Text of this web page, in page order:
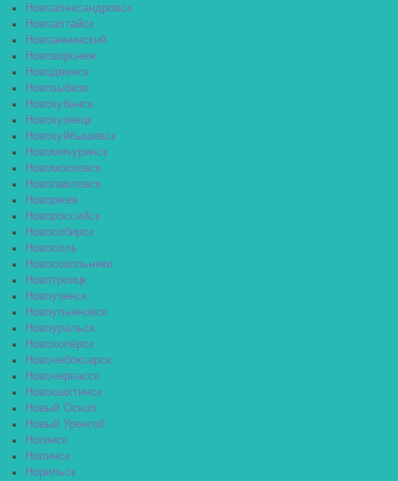
Новоалександровск
Новоалтайск
Новоаннинский
Нововоронеж
Новодвинск
Новозыбков
Новокубанск
Новокузнецк
Новокуйбышевск
Новомичуринск
Новомосковск
Новопавловск
Новоржев
Новороссийск
Новосибирск
Новосиль
Новосокольники
Новотроицк
Новоузенск
Новоульяновск
Новоуральск
Новохопёрск
Новочебоксарск
Новочеркасск
Новошахтинск
Новый Оскол
Новый Уренгой
Ногинск
Нолинск
Норильск